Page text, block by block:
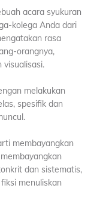
acara syukuran
kolega Anda dari
rasa
orangnya,
visualisasi.
melakukan
spesifik dan
membayangkan
dan sistematis,
menuliskan